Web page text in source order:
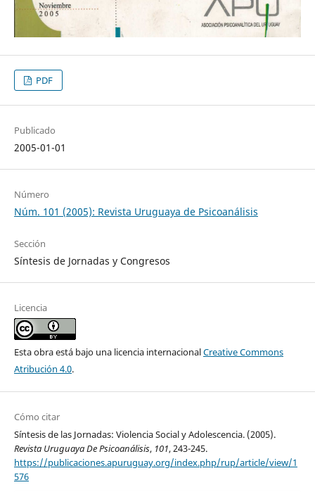
PDF
Publicado
2005-01-01
Número
Núm. 101 (2005): Revista Uruguaya de Psicoanálisis
Sección
Síntesis de Jornadas y Congresos
Licencia
Esta obra está bajo una licencia internacionalCreative Commons
Atribución 4.0.
Cómo citar
Síntesis de las Jornadas: Violencia Social y Adolescencia. (2005).
Revista Uruguaya De Psicoanálisis, 101, 243-245.
https://publicaciones.apuruguay.org/index.php/rup/article/view/1
576